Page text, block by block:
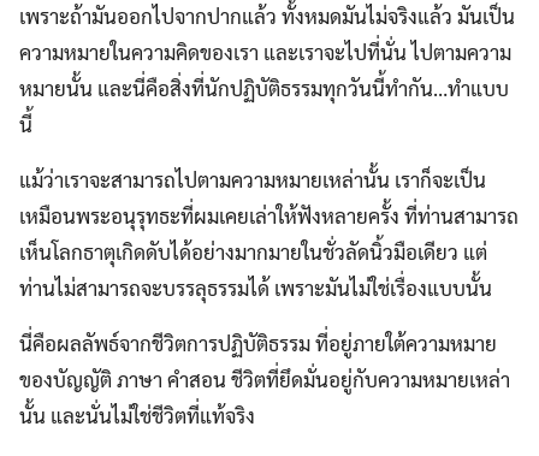
เพราะถ้ามันออกไปจากปากแล้ว ทั้งหมดมันไม่จริงแล้ว มันเป็น
ความหมายในความคิดของเรา และเราจะไปที่นั่น ไปตามความ
หมายนั้น และนี่คือสิ่งที่นักปฏิบัติธรรมทุกวันนี้ทำกัน…ทำแบบ
นี้
แม้ว่าเราจะสามารถไปตามความหมายเหล่านั้น เราก็จะเป็น
เหมือนพระอนุรุทธะที่ผมเคยเล่าให้ฟังหลายครั้ง ที่ท่านสามารถ
เห็นโลกธาตุเกิดดับได้อย่างมากมายในชั่วลัดนิ้วมือเดียว แต่
ท่านไม่สามารถจะบรรลุธรรมได้ เพราะมันไม่ใช่เรื่องแบบนั้น
นี่คือผลลัพธ์จากชีวิตการปฏิบัติธรรม ที่อยู่ภายใต้ความหมาย
ของบัญญัติ ภาษา คำสอน ชีวิตที่ยึดมั่นอยู่กับความหมายเหล่า
นั้น และนั่นไม่ใช่ชีวิตที่แท้จริง